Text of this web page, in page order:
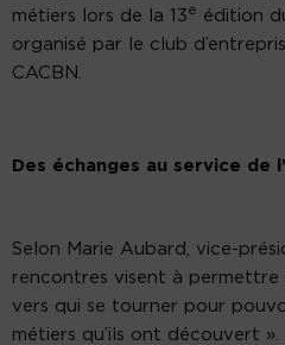
métiers lors de la 13e édition
organisé par le club
CACBN.
Des échanges au service de
Selon Marie Aubard, vice-
rencontres visent à permettre
vers qui se tourner pour
métiers qu’ils ont découvert ».